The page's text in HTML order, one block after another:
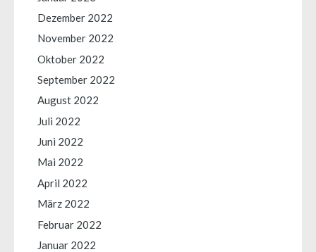
Dezember 2022
November 2022
Oktober 2022
September 2022
August 2022
Juli 2022
Juni 2022
Mai 2022
April 2022
März 2022
Februar 2022
Januar 2022